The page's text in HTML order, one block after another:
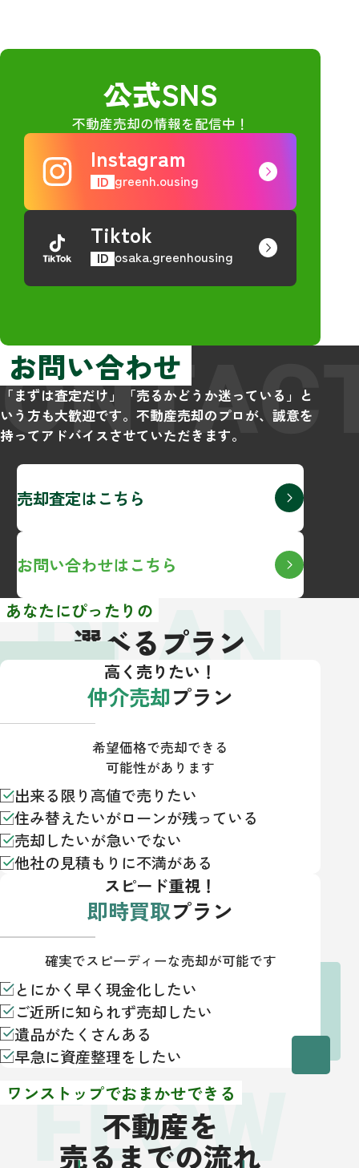
公式SNS
不動産売却の情報を配信中！
Instagram
ID greenh.ousing
Tiktok
ID osaka.greenhousing
お問い合わせ
「まずは査定だけ」「売るかどうか迷っている」と
いう方も大歓迎です。不動産売却のプロが、誠意を
持ってアドバイスさせていただきます。
売却査定はこちら
お問い合わせはこちら
あなたにぴったりの
選べるプラン
PLAN
高く売りたい！
仲介売却プラン
希望価格で売却できる
可能性があります
出来る限り高値で売りたい
住み替えたいがローンが残っている
売却したいが急いでない
他社の見積もりに不満がある
スピード重視！
即時買取プラン
確実でスピーディーな売却が可能です
とにかく早く現金化したい
ご近所に知られず売却したい
遺品がたくさんある
早急に資産整理をしたい
ワンストップでおまかせできる
不動産を
売るまでの流れ
FLOW